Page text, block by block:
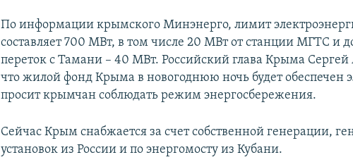
По информации крымского Минэнерго, лимит
составляет 700 МВт, в том числе 20 МВт от станции МГТС и
переток с Тамани – 40 МВт. Российский глава Крыма Сергей
что жилой фонд Крыма в новогоднюю ночь будет обеспечен
просит крымчан соблюдать режим энергосбережения.
Сейчас Крым снабжается за счет собственной генерации,
установок из России и по энергомосту из Кубани.